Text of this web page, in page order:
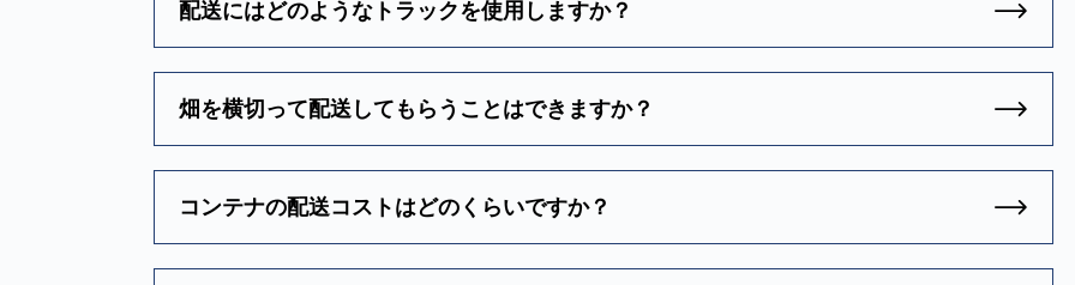
配送にはどのようなトラックを使用しますか？
畑を横切って配送してもらうことはできますか？
コンテナの配送コストはどのくらいですか？